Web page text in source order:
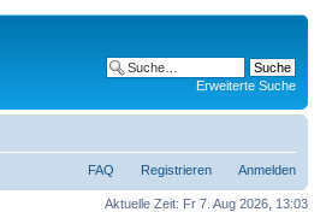
Erweiterte Suche
FAQ Registrieren Anmelden
Aktuelle Zeit: Fr 7. Aug 2026, 13:03